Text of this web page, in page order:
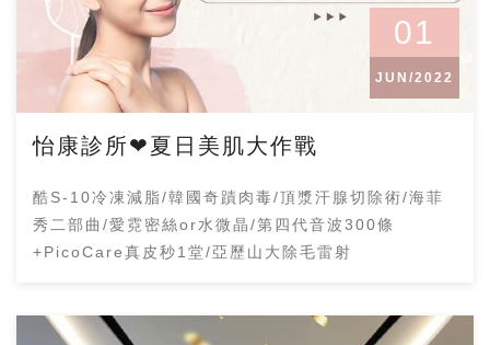
01
JUN/2022
怡康診所❤夏日美肌大作戰
酷S-10冷凍減脂/韓國奇蹟肉毒/頂漿汗腺切除術/海菲
秀二部曲/愛霓密絲or水微晶/第四代音波300條
+PicoCare真皮秒1堂/亞歷山大除毛雷射